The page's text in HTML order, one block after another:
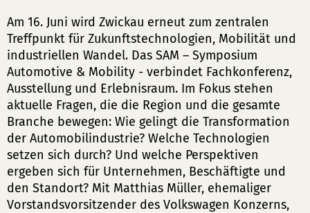
Am 16. Juni wird Zwickau erneut zum zentralen
Treffpunkt für Zukunftstechnologien, Mobilität und
industriellen Wandel. Das SAM – Symposium
Automotive & Mobility - verbindet Fachkonferenz,
Ausstellung und Erlebnisraum. Im Fokus stehen
aktuelle Fragen, die die Region und die gesamte
Branche bewegen: Wie gelingt die Transformation
der Automobilindustrie? Welche Technologien
setzen sich durch? Und welche Perspektiven
ergeben sich für Unternehmen, Beschäftigte und
den Standort? Mit Matthias Müller, ehemaliger
Vorstandsvorsitzender des Volkswagen Konzerns,